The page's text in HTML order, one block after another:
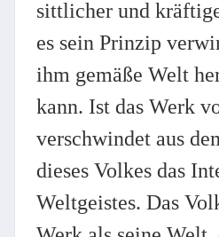
sittlicher und
es sein Prinzip
ihm gemäße Welt
kann. Ist das Werk
verschwindet aus
dieses Volkes das
Weltgeistes. Das